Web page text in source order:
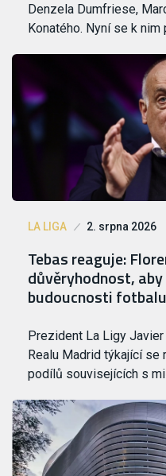
Denzela Dumfriese,
Konatého. Nyní se k
LA LIGA 2. srpna 2026
Tebas reaguje:
důvěryhodnost,
budoucnosti fotbalu
Prezident La Ligy
Realu Madrid týkající se
podílů souvisejících s